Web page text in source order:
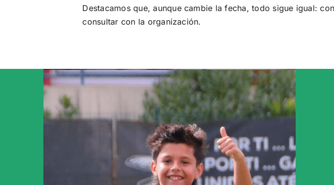
Destacamos que, aunque cambie la fecha, todo sigue igual:
consultar con la organización.